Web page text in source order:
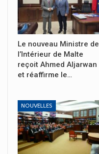
Le nouveau Ministre de
l’Intérieur de Malte
reçoit Ahmed Aljarwan
et réaffirme le…
NOUVELLES